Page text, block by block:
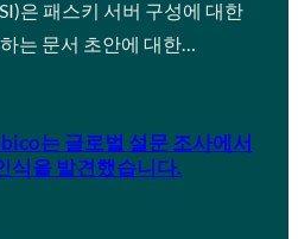
은 패스키 서버 구성에 대한
는 문서 초안에 대한…
는 글로벌 설문 조사에서
식을 발견했습니다.